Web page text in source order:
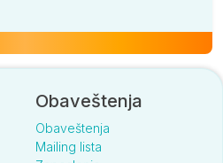
Obaveštenja
Obaveštenja
Mailing lista